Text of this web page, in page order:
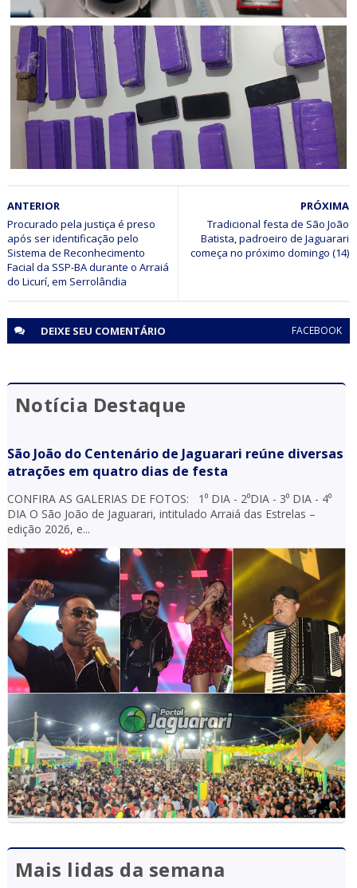
POLICIAL
Veículo é recuperado em Ponto Novo com auxílio das
Câmeras de Reconhecimento de Placas da SSP-BA, CICOM
Senhor do Bonfim
Ação policial resulta na prisão de dois suspeitos e na
apreensão de 22 kg de maconha no Sul da Bahia
PRÓXIMA
Tradicional festa de São João
Batista, padroeiro de Jaguarari
começa no próximo domingo (14)
ANTERIOR
Procurado pela justiça é preso
após ser identificação pelo
Sistema de Reconhecimento
Facial da SSP-BA durante o Arraiá
do Licurí, em Serrolândia
DEIXE SEU COMENTÁRIO FACEBOOK
Notícia Destaque
São João do Centenário de Jaguarari reúne diversas
atrações em quatro dias de festa
CONFIRA AS GALERIAS DE FOTOS: 1⁰ DIA - 2⁰DIA - 3⁰ DIA - 4⁰
DIA O São João de Jaguarari, intitulado Arraiá das Estrelas –
edição 2026, e...
Mais lidas da semana